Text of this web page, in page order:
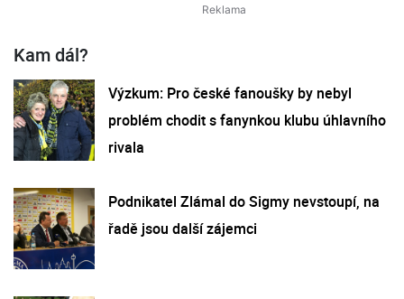
Kam dál?
Výzkum: Pro české fanoušky by nebyl
problém chodit s fanynkou klubu úhlavního
rivala
Podnikatel Zlámal do Sigmy nevstoupí, na
řadě jsou další zájemci